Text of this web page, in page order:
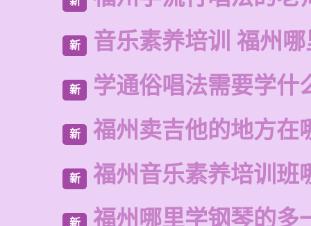
新 音乐素养培训 福州
新 学通俗唱法需要学什
新 福州卖吉他的地方在
新 福州音乐素养培训班
新 福州哪里学钢琴的多